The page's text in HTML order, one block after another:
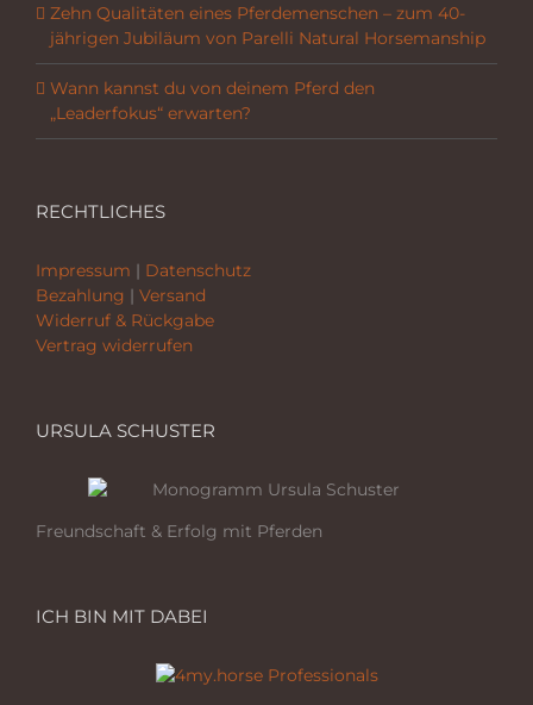
Zehn Qualitäten eines Pferdemenschen – zum 40-
jährigen Jubiläum von Parelli Natural Horsemanship
Wann kannst du von deinem Pferd den
„Leaderfokus“ erwarten?
RECHTLICHES
Impressum | Datenschutz
Bezahlung | Versand
Widerruf & Rückgabe
Vertrag widerrufen
URSULA SCHUSTER
Freundschaft & Erfolg mit Pferden
ICH BIN MIT DABEI